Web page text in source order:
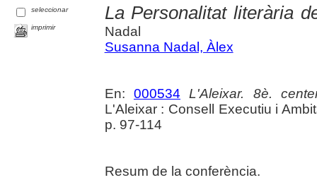
seleccionar
imprimir
La Personalitat literària
Nadal
Susanna Nadal, Àlex
En: 000534
L'Aleixar. 8è.
L'Aleixar : Consell Executiu i
p. 97-114
Resum de la conferència.